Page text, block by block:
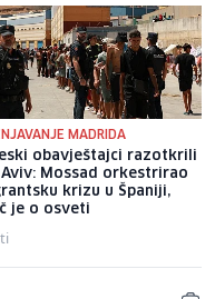
MADRIDA
obavještajci razotkrili
Aviv: Mossad orkestrirao
krizu u Španiji,
je o osveti